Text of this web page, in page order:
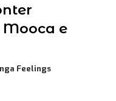
Mooca e
Feelings